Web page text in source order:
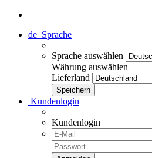
de Sprache
Sprache auswählen
Währung auswählen
Lieferland
Kundenlogin
Kundenlogin